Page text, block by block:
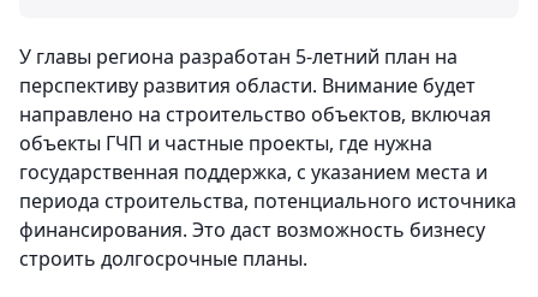
У главы региона разработан 5-летний план на
перспективу развития области. Внимание будет
направлено на строительство объектов, включая
объекты ГЧП и частные проекты, где нужна
государственная поддержка, с указанием места и
периода строительства, потенциального источника
финансирования. Это даст возможность бизнесу
строить долгосрочные планы.